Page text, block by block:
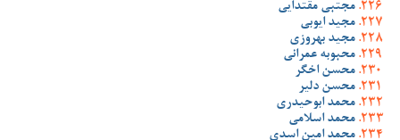
مجتبی مقتدایی
مجید ایوبی
مجید بهروزی
محبوبه عمرانی
محسن اخگر
محسن دلیر
محمد ابوحیدری
محمد اسلامی
محمد امین اسدی